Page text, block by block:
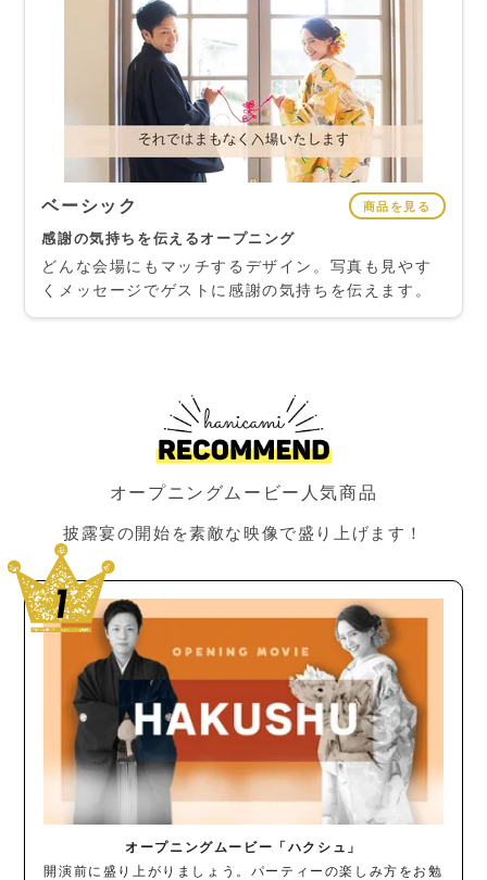
ベーシック 商品を見る
感謝の気持ちを伝えるオープニング
どんな会場にもマッチするデザイン。写真も見やす
くメッセージでゲストに感謝の気持ちを伝えます。
オープニングムービー人気商品
披露宴の開始を素敵な映像で盛り上げます！
オープニングムービー「ハクシュ」
開演前に盛り上がりましょう。パーティーの楽しみ方をお勉